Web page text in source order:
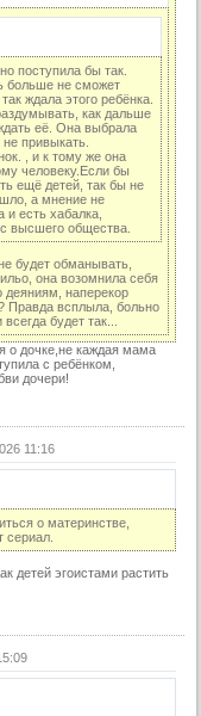
поступила бы так.
больше не сможет
ждала этого ребёнка.
как дальше
её. Она выбрала
привыкать.
, и к тому же она
человеку.Если бы
ещё детей, так бы не
а мнение не
есть хабалка,
высшего общества.
будет обманывать,
она возомнила себя
деяниям, наперекор
Правда всплыла, больно
будет так...
о дочке,не каждая мама
с ребёнком,
дочери!
11:16
о материнстве,
детей эгоистами растить